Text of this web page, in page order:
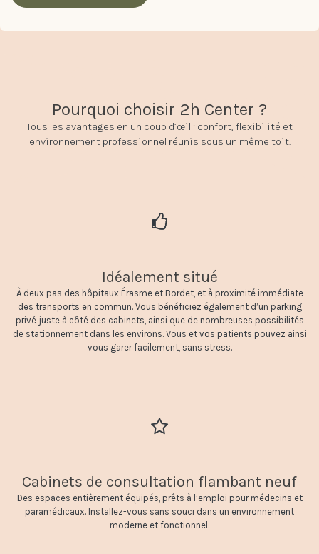
Pourquoi choisir 2h Center ?
Tous les avantages en un coup d’œil : confort, flexibilité et
environnement professionnel réunis sous un même toit.
Idéalement situé
À deux pas des hôpitaux Érasme et Bordet, et à proximité immédiate
des transports en commun. Vous bénéficiez également d’un parking
privé juste à côté des cabinets, ainsi que de nombreuses possibilités
de stationnement dans les environs. Vous et vos patients pouvez ainsi
vous garer facilement, sans stress.
Cabinets de consultation flambant neuf
Des espaces entièrement équipés, prêts à l’emploi pour médecins et
paramédicaux. Installez-vous sans souci dans un environnement
moderne et fonctionnel.